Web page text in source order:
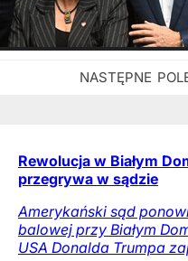
Rewolucja w Białym
przegrywa w sądzie
Amerykański sąd
balowej przy Białym
USA Donalda Trumpa